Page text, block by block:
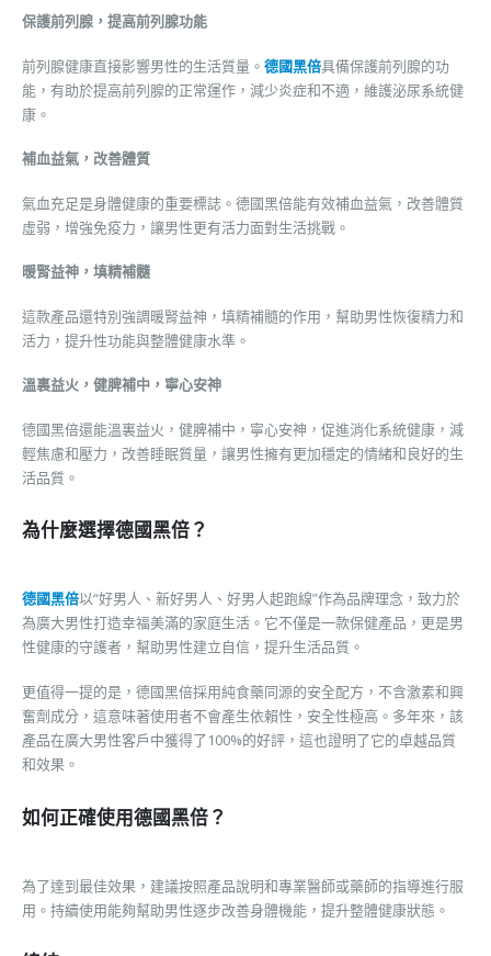
保護前列腺，提高前列腺功能
前列腺健康直接影響男性的生活質量。 德國黑倍具備保護前列腺的功
能，有助於提高前列腺的正常運作，減少炎症和不適，維護泌尿系統健
康。
補血益氣，改善體質
氣血充足是身體健康的重要標誌。德國黑倍能有效補血益氣，改善體質
虛弱，增強免疫力，讓男性更有活力面對生活挑戰。
暖腎益神，填精補髓
這款產品還特別強調暖腎益神，填精補髓的作用，幫助男性恢復精力和
活力，提升性功能與整體健康水準。
溫裏益火，健脾補中，寧心安神
德國黑倍還能溫裏益火，健脾補中，寧心安神，促進消化系統健康，減
輕焦慮和壓力，改善睡眠質量，讓男性擁有更加穩定的情緒和良好的生
活品質。
為什麼選擇德國黑倍？
德國黑倍以“好男人、新好男人、好男人起跑線”作為品牌理念，致力於
為廣大男性打造幸福美滿的家庭生活。它不僅是一款保健產品，更是男
性健康的守護者，幫助男性建立自信，提升生活品質。
更值得一提的是，德國黑倍採用純食藥同源的安全配方，不含激素和興
奮劑成分，這意味著使用者不會產生依賴性，安全性極高。多年來，該
產品在廣大男性客戶中獲得了100%的好評，這也證明了它的卓越品質
和效果。
如何正確使用德國黑倍？
為了達到最佳效果，建議按照產品說明和專業醫師或藥師的指導進行服
用。持續使用能夠幫助男性逐步改善身體機能，提升整體健康狀態。